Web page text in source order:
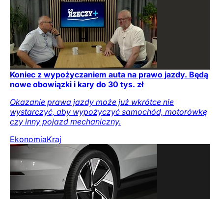
Koniec z wypożyczaniem auta na prawo jazdy. Będą
nowe obowiązki i kary do 30 tys. zł
Okazanie prawa jazdy może już wkrótce nie
wystarczyć, aby wypożyczyć samochód, motorówkę
czy inny pojazd mechaniczny.
EkonomiaKraj